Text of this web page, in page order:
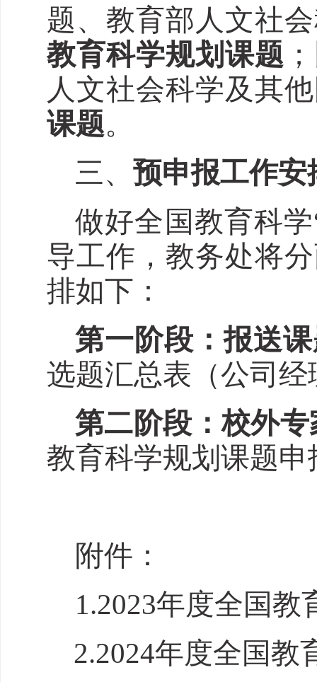
题、教育部人文社
教育科学规划课题 ；
人文社会科学及其
课题。
三、 预申报工作安
做好全国教育科
导工作，教务处将
排如下：
第一阶段：报送
选题汇总表（公司
第二阶段：校外
教育科学规划课题
附件：
1.2023年度全国
2.2024年度全国教